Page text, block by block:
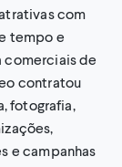
com
tempo e
comerciais de
contratou
fotografia,
e campanhas